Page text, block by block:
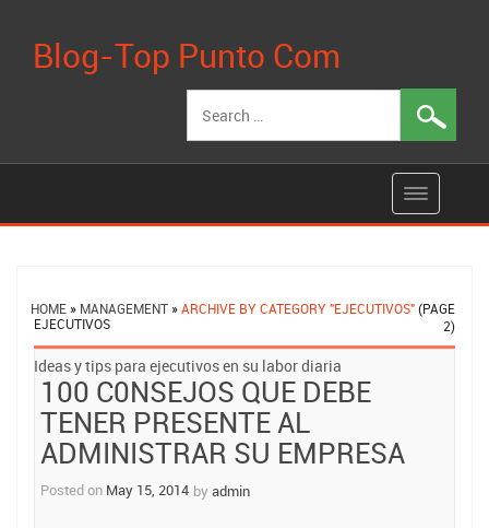
Blog-Top Punto Com
for:
HOME » MANAGEMENT »ARCHIVE BY CATEGORY "EJECUTIVOS"(PAGE
2)
EJECUTIVOS
Ideas y tips para ejecutivos en su labor diaria
100 C0NSEJOS QUE DEBE
TENER PRESENTE AL
ADMINISTRAR SU EMPRESA
Posted on May 15, 2014 by admin
Posts
navigation